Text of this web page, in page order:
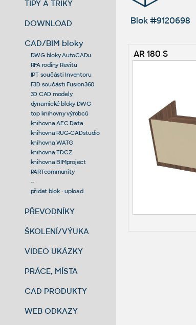
TIPY A TRIKY
DOWNLOAD
CAD/BIM bloky
DWG bloky AutoCADu
RFA rodiny Revitu
IPT součásti Inventoru
F3D součásti Fusion360
3D CAD modely
dynamické bloky DWG
top knihovny výrobců
knihovna AEC Data
knihovna RUG-CADstudio
knihovna WATG
knihovna TDCZ
knihovna BIMproject
PARTcommunity
--
přidat blok - upload
PŘEVODNÍKY
ŠKOLENÍ/VÝUKA
VIDEO UKÁZKY
PRÁCE, MÍSTA
CAD PRODUKTY
WEB ODKAZY
Blok #9120698
AR 180 S